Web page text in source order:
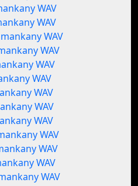
WAV
WAV
WAV
WAV
WAV
WAV
WAV
WAV
WAV
WAV
WAV
WAV
WAV